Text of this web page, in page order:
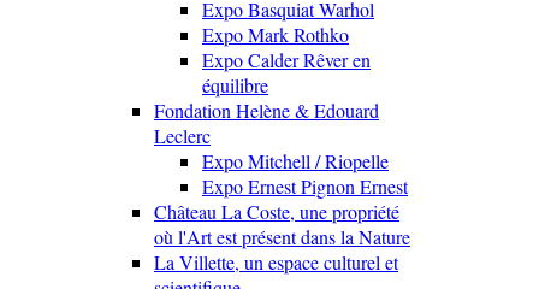
Expo Basquiat Warhol
Expo Mark Rothko
Expo Calder Rêver en
équilibre
Fondation Helène & Edouard
Leclerc
Expo Mitchell / Riopelle
Expo Ernest Pignon Ernest
Château La Coste, une propriété
où l'Art est présent dans la Nature
La Villette, un espace culturel et